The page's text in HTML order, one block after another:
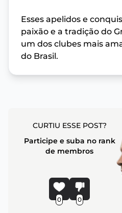
Esses apelidos e
paixão e a tradição do
um dos clubes mais
do Brasil.
CURTIU ESSE POST?
Participe e suba no rank
de membros
0 0